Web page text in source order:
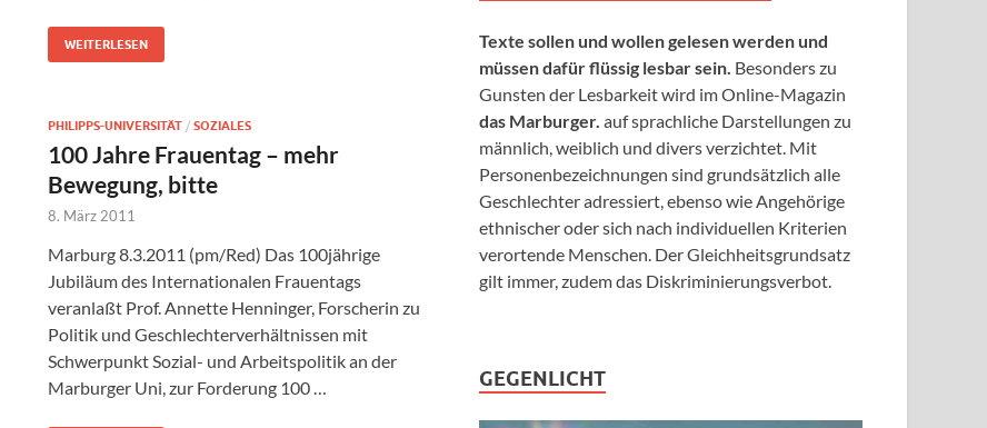
WEITERLESEN
PHILIPPS-UNIVERSITÄT / SOZIALES
100 Jahre Frauentag – mehr
Bewegung, bitte
8. März 2011
Marburg 8.3.2011 (pm/Red) Das 100jährige
Jubiläum des Internationalen Frauentags
veranlaßt Prof. Annette Henninger, Forscherin zu
Politik und Geschlechterverhältnissen mit
Schwerpunkt Sozial- und Arbeitspolitik an der
Marburger Uni, zur Forderung 100 …
Texte sollen und wollen gelesen werden und
müssen dafür flüssig lesbar sein. Besonders zu
Gunsten der Lesbarkeit wird im Online-Magazin
das Marburger. auf sprachliche Darstellungen zu
männlich, weiblich und divers verzichtet. Mit
Personenbezeichnungen sind grundsätzlich alle
Geschlechter adressiert, ebenso wie Angehörige
ethnischer oder sich nach individuellen Kriterien
verortende Menschen. Der Gleichheitsgrundsatz
gilt immer, zudem das Diskriminierungsverbot.
GEGENLICHT